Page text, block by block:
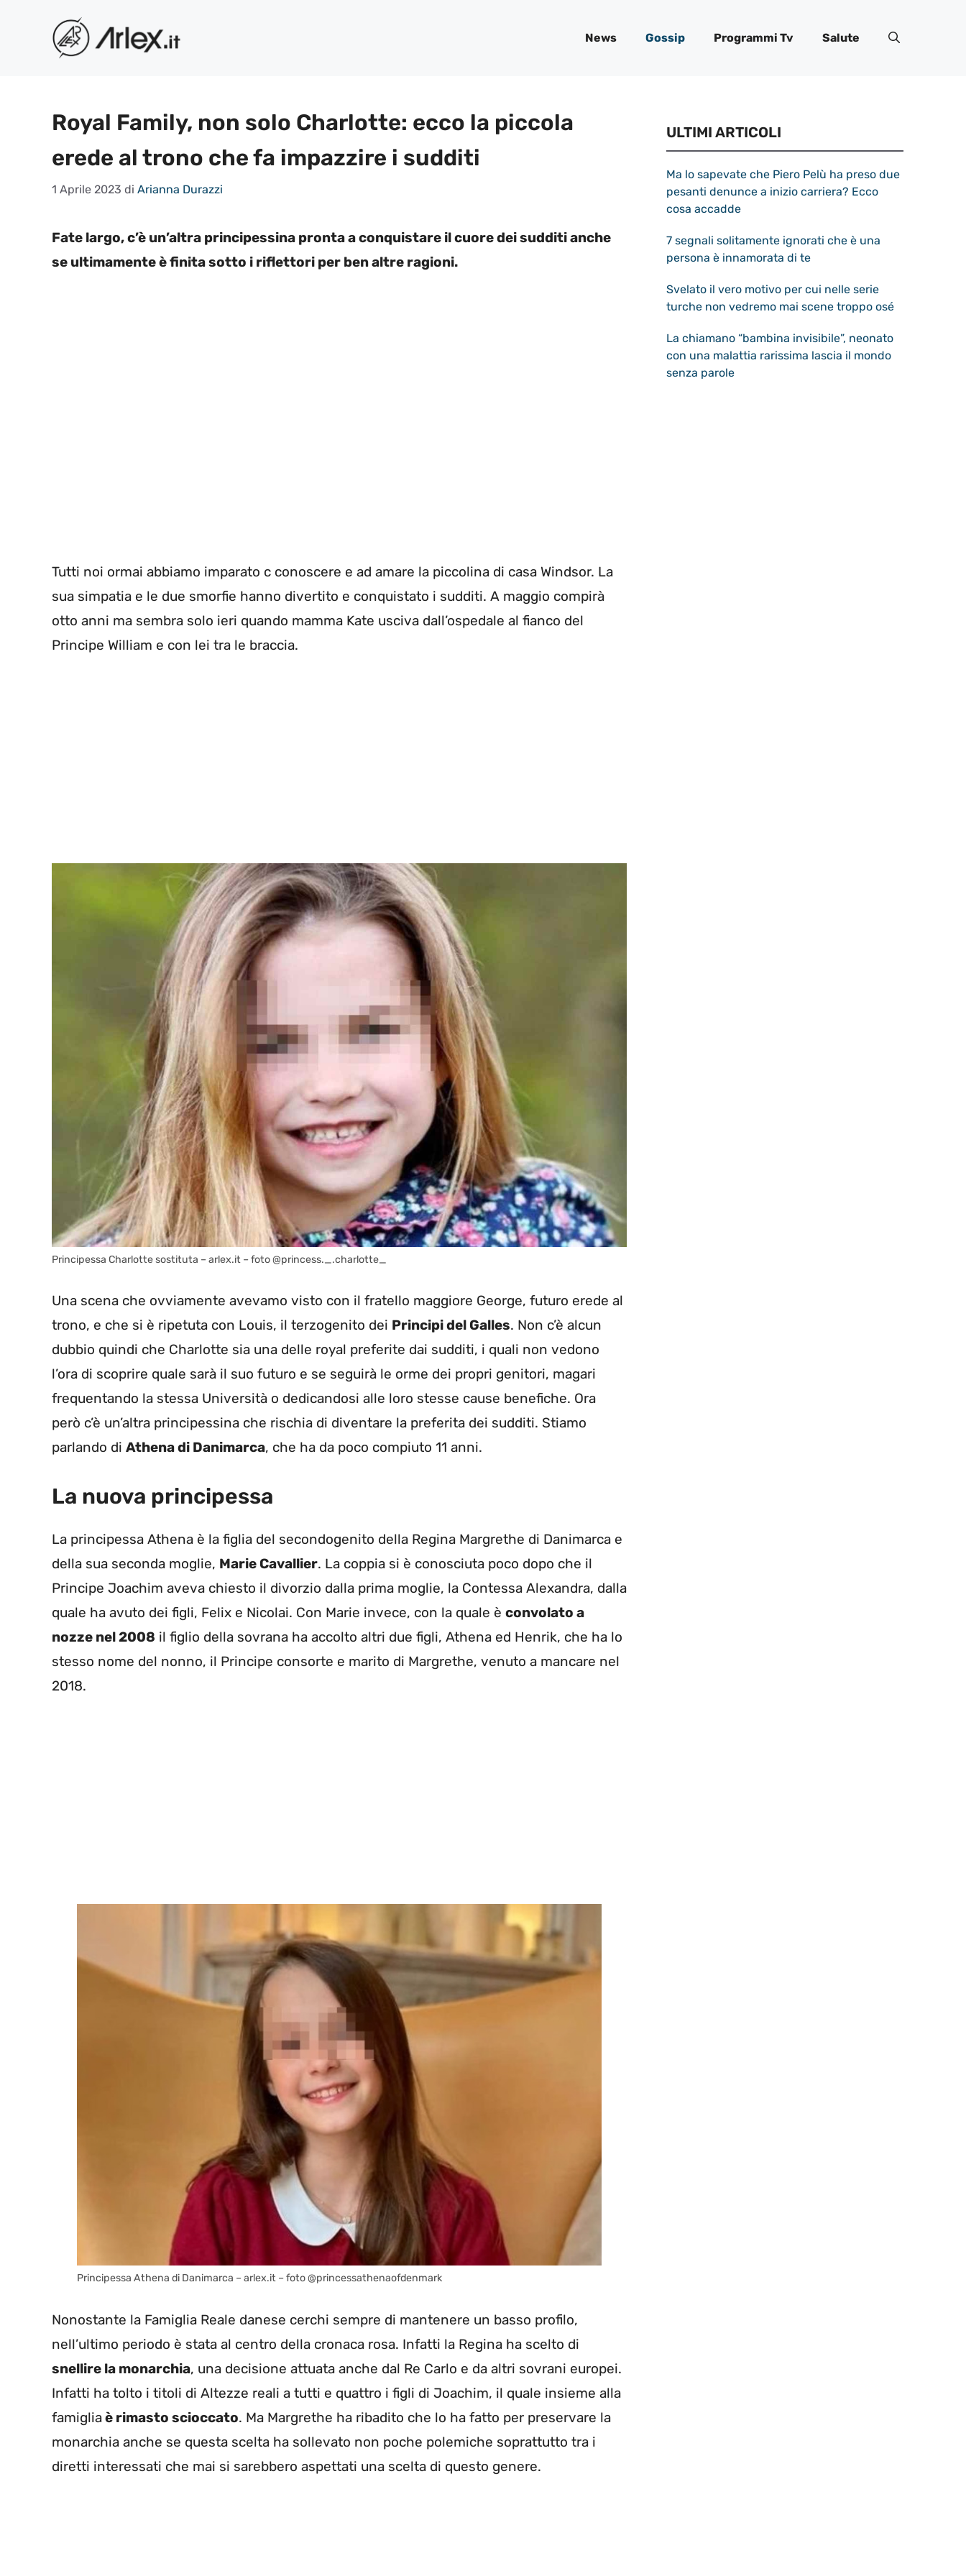
contenuto
News Gossip Programmi Tv Salute
Royal Family, non solo Charlotte: ecco la piccola
erede al trono che fa impazzire i sudditi
1 Aprile 2023 di Arianna Durazzi
Fate largo, c’è un’altra principessina pronta a conquistare il cuore dei sudditi anche
se ultimamente è finita sotto i riflettori per ben altre ragioni.
Tutti noi ormai abbiamo imparato c conoscere e ad amare la piccolina di casa Windsor. La
sua simpatia e le due smorfie hanno divertito e conquistato i sudditi. A maggio compirà
otto anni ma sembra solo ieri quando mamma Kate usciva dall’ospedale al fianco del
Principe William e con lei tra le braccia.
Principessa Charlotte sostituta – arlex.it – foto @princess._.charlotte_
Una scena che ovviamente avevamo visto con il fratello maggiore George, futuro erede al
trono, e che si è ripetuta con Louis, il terzogenito dei Principi del Galles. Non c’è alcun
dubbio quindi che Charlotte sia una delle royal preferite dai sudditi, i quali non vedono
l’ora di scoprire quale sarà il suo futuro e se seguirà le orme dei propri genitori, magari
frequentando la stessa Università o dedicandosi alle loro stesse cause benefiche. Ora
però c’è un’altra principessina che rischia di diventare la preferita dei sudditi. Stiamo
parlando di Athena di Danimarca, che ha da poco compiuto 11 anni.
La nuova principessa
La principessa Athena è la figlia del secondogenito della Regina Margrethe di Danimarca e
della sua seconda moglie, Marie Cavallier. La coppia si è conosciuta poco dopo che il
Principe Joachim aveva chiesto il divorzio dalla prima moglie, la Contessa Alexandra, dalla
quale ha avuto dei figli, Felix e Nicolai. Con Marie invece, con la quale è convolato a
nozze nel 2008 il figlio della sovrana ha accolto altri due figli, Athena ed Henrik, che ha lo
stesso nome del nonno, il Principe consorte e marito di Margrethe, venuto a mancare nel
2018.
Principessa Athena di Danimarca – arlex.it – foto @princessathenaofdenmark
Nonostante la Famiglia Reale danese cerchi sempre di mantenere un basso profilo,
nell’ultimo periodo è stata al centro della cronaca rosa. Infatti la Regina ha scelto di
snellire la monarchia, una decisione attuata anche dal Re Carlo e da altri sovrani europei.
Infatti ha tolto i titoli di Altezze reali a tutti e quattro i figli di Joachim, il quale insieme alla
famigliaè rimasto scioccato. Ma Margrethe ha ribadito che lo ha fatto per preservare la
monarchia anche se questa scelta ha sollevato non poche polemiche soprattutto tra i
diretti interessati che mai si sarebbero aspettati una scelta di questo genere.
ULTIMI ARTICOLI
Ma lo sapevate che Piero Pelù ha preso due
pesanti denunce a inizio carriera? Ecco
cosa accadde
7 segnali solitamente ignorati che è una
persona è innamorata di te
Svelato il vero motivo per cui nelle serie
turche non vedremo mai scene troppo osé
La chiamano “bambina invisibile”, neonato
con una malattia rarissima lascia il mondo
senza parole